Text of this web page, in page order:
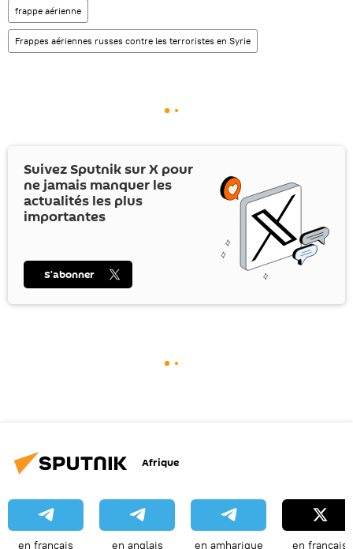
frappe aérienne
Frappes aériennes russes contre les terroristes en Syrie
Suivez Sputnik surX pour
ne jamais manquer les
actualités les plus
importantes
S’abonner
Afrique
en français en anglais en amharique en français